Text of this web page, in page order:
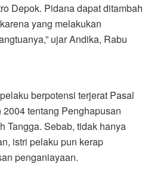
Depok. Pidana dapat ditambah
yang melakukan
ujar Andika, Rabu
berpotensi terjerat Pasal
tentang Penghapusan
Tangga. Sebab, tidak hanya
istri pelaku pun kerap
penganiayaan.